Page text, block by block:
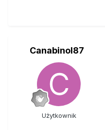
Canabinol87
Użytkownik